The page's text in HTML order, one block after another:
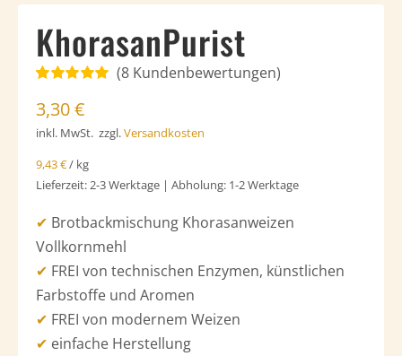
KhorasanPurist
mit5.00von
5, basierend
auf
(8Kundenbewertungen)
3,30€
inkl. MwSt. zzgl.Versandkosten
9,43€/ kg
Lieferzeit:2-3 Werktage | Abholung: 1-2 Werktage
✔ Brotbackmischung Khorasanweizen
Vollkornmehl
✔ FREI von technischen Enzymen, künstlichen
Farbstoffe und Aromen
✔ FREI von modernem Weizen
✔ einfache Herstellung